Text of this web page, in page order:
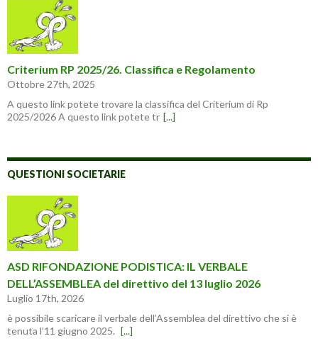
Criterium RP 2025/26. Classifica e Regolamento
Ottobre 27th, 2025
A questo link potete trovare la classifica del Criterium di Rp
2025/2026 A questo link potete tr [...]
QUESTIONI SOCIETARIE
ASD RIFONDAZIONE PODISTICA: IL VERBALE
DELL’ASSEMBLEA del direttivo del 13 luglio 2026
Luglio 17th, 2026
è possibile scaricare il verbale dell’Assemblea del direttivo che si è
tenuta l’11 giugno 2025. [...]